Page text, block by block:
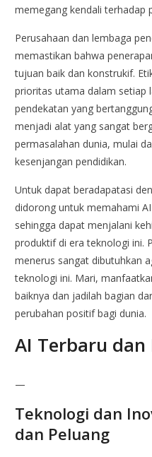
memegang kendali terhadap
Perusahaan dan lembaga
memastikan bahwa
tujuan baik dan konstrukif.
prioritas utama dalam setiap
pendekatan yang
menjadi alat yang sangat
permasalahan dunia, mulai
kesenjangan pendidikan.
Untuk dapat beradapatasi
didorong untuk memahami
sehingga dapat menjalani
produktif di era teknologi ini.
menerus sangat dibutuhkan
teknologi ini. Mari,
baiknya dan jadilah bagian
perubahan positif bagi dunia.
AI Terbaru dan
—
Teknologi dan
dan Peluang